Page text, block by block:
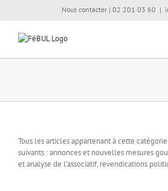
Nous contacter | 02 201 03 60 |
Tous les articles appartenant à cette
suivants : annonces et nouvelles mesures
et analyse de l’associatif, revendications